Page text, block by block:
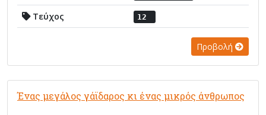
Τεύχος 12
Προβολή
Ένας μεγάλος γάϊδαρος κι ένας μικρός άνθρωπος